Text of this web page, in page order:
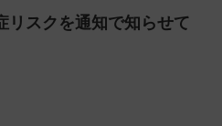
リスクを通知で知らせて